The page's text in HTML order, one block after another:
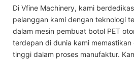
Di Vfine Machinery, kami
pelanggan kami dengan teknologi
dalam mesin pembuat botol PET
terdepan di dunia kami memastikan
tinggi dalam proses manufaktur.